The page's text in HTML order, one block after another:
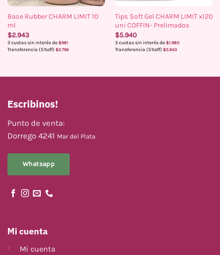
Base Rubber CHARM LIMIT 10
ml
$2.943
3 cuotas sin interés de $981
Transferencia (5%off) $2.796
Tips Soft Gel CHARM LIMIT x120
uni COFFIN- Prelimados
$5.940
3 cuotas sin interés de $1.980
Transferencia (5%off) $5.643
Escribinos!
Punto de venta:
Dorrego 4241 Mar del Plata
Whatsapp
Mi cuenta
Mi cuenta